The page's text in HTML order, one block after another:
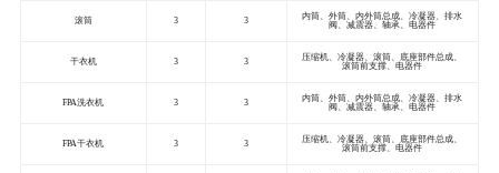
滚筒 3 3
内筒、外筒、内外筒总成、冷凝器、排水
阀、减震器、轴承、电器件
干衣机 3 3
压缩机、冷凝器、滚筒、底座部件总成、
滚筒前支撑、电器件
FPA洗衣机 3 3
内筒、外筒、内外筒总成、冷凝器、排水
阀、减震器、轴承、电器件
FPA干衣机 3 3
压缩机、冷凝器、滚筒、底座部件总成、
滚筒前支撑、电器件